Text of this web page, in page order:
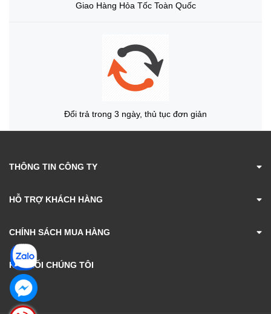
Giao Hàng Hỏa Tốc Toàn Quốc
Đổi trả trong 3 ngày, thủ tục đơn giản
THÔNG TIN CÔNG TY
HỖ TRỢ KHÁCH HÀNG
CHÍNH SÁCH MUA HÀNG
KẾT NỐI CHÚNG TÔI